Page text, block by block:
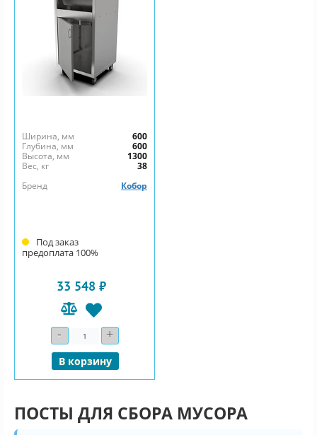
Ширина, мм
600
Глубина, мм
600
Высота, мм
1300
Вес, кг
38
Бренд
Кобор
Под заказ
предоплата 100%
33 548 ₽
- Количество
+
В корзину
ПОСТЫ ДЛЯ СБОРА МУСОРА